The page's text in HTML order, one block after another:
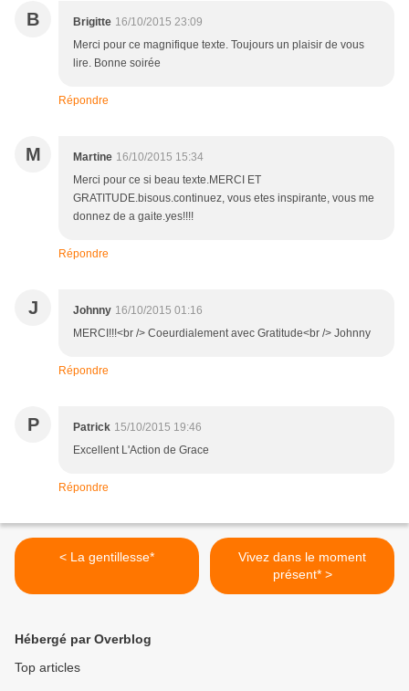
B Brigitte 16/10/2015 23:09
Merci pour ce magnifique texte. Toujours un plaisir de vous
lire. Bonne soirée
Répondre
M Martine 16/10/2015 15:34
Merci pour ce si beau texte.MERCI ET
GRATITUDE.bisous.continuez, vous etes inspirante, vous me
donnez de a gaite.yes!!!!
Répondre
J Johnny 16/10/2015 01:16
MERCI!!!<br /> Coeurdialement avec Gratitude<br /> Johnny
Répondre
P Patrick 15/10/2015 19:46
Excellent L'Action de Grace
Répondre
< La gentillesse*
Vivez dans le moment
présent* >
Hébergé par Overblog
Top articles